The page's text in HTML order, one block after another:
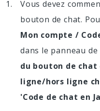
Vous devez
bouton de chat.
Mon compte /
dans le panneau
du bouton de
ligne/hors ligne
'Code de chat en